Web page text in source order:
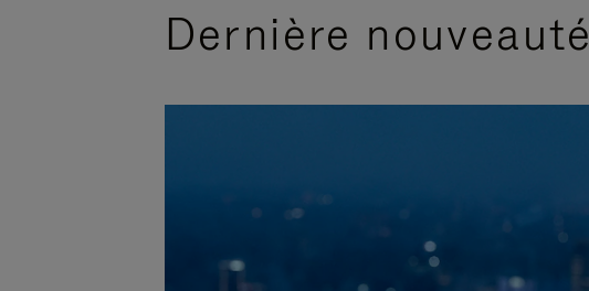
Dernière nouveauté